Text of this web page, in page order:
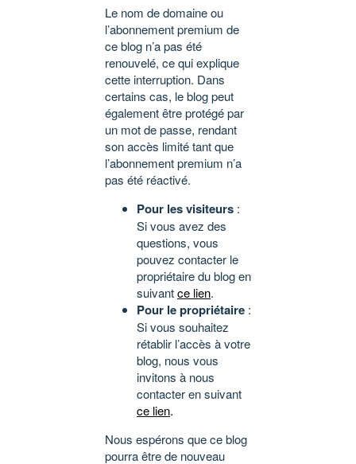
Le nom de domaine ou
l’abonnement premium de
ce blog n’a pas été
renouvelé, ce qui explique
cette interruption. Dans
certains cas, le blog peut
également être protégé par
un mot de passe, rendant
son accès limité tant que
l’abonnement premium n’a
pas été réactivé.
Pour les visiteurs :
Si vous avez des
questions, vous
pouvez contacter le
propriétaire du blog en
suivantce lien.
Pour le propriétaire :
Si vous souhaitez
rétablir l’accès à votre
blog, nous vous
invitons à nous
contacter en suivant
ce lien.
Nous espérons que ce blog
pourra être de nouveau